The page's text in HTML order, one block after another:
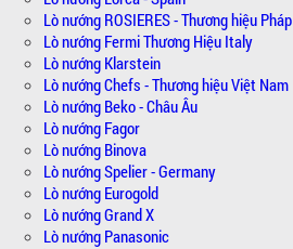
Lò nướng ROSIERES - Thương hiệu Pháp
Lò nướng Fermi Thương Hiệu Italy
Lò nướng Klarstein
Lò nướng Chefs - Thương hiệu Việt Nam
Lò nướng Beko - Châu Âu
Lò nướng Fagor
Lò nướng Binova
Lò nướng Spelier - Germany
Lò nướng Eurogold
Lò nướng Grand X
Lò nướng Panasonic